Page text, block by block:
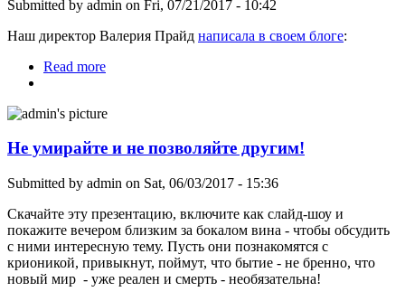
Submitted by admin on Fri, 07/21/2017 - 10:42
Наш директор Валерия Прайд написала в своем блоге:
Read more
Не умирайте и не позволяйте другим!
Submitted by admin on Sat, 06/03/2017 - 15:36
Скачайте эту презентацию, включите как слайд-шоу и
покажите вечером близким за бокалом вина - чтобы обсудить
с ними интересную тему. Пусть они познакомятся с
крионикой, привыкнут, поймут, что бытие - не бренно, что
новый мир - уже реален и смерть - необязательна!